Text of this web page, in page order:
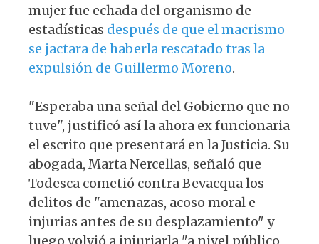
mujer fue echada del organismo de
estadísticas después de que el macrismo
se jactara de haberla rescatado tras la
expulsión de Guillermo Moreno.
"Esperaba una señal del Gobierno que no
tuve", justificó así la ahora ex funcionaria
el escrito que presentará en la Justicia. Su
abogada, Marta Nercellas, señaló que
Todesca cometió contra Bevacqua los
delitos de "amenazas, acoso moral e
injurias antes de su desplazamiento" y
luego volvió a injuriarla "a nivel público